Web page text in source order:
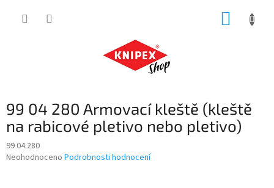
99 04 280 Armovací kleště (kleště
na rabicové pletivo nebo pletivo)
99 04 280
Průměrné
Neohodnoceno Podrobnosti hodnocení